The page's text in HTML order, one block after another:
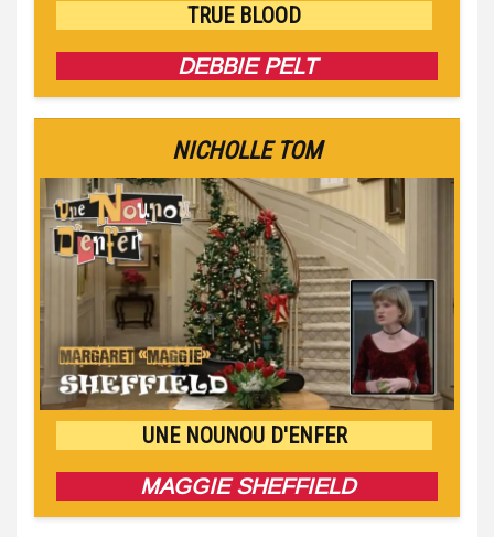
TRUE BLOOD
DEBBIE PELT
NICHOLLE TOM
UNE NOUNOU D'ENFER
MAGGIE SHEFFIELD